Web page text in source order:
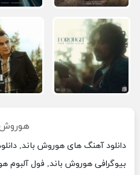
هوروش
دانلود آهنگ های هوروش باند,
بیوگرافی هوروش باند, فول آلبوم